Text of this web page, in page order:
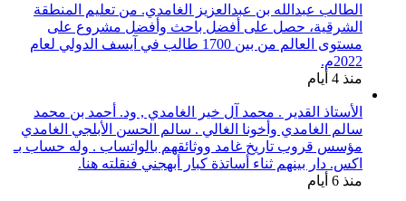
الطالب عبدالله بن عبدالعزيز الغامدي. من تعليم المنطقة
الشرقية، حصل على أفضل باحث وأفضل مشروع على
مستوى العالم من بين 1700 طالب في آيسف الدولي لعام
2022م.
منذ 4 أيام
الأستاذ القدير . محمد آل خير الغامدي , ود. أحمد بن محمد
سالم الغامدي وأخونا الغالي . سالم الحسن الأبلجي الغامدي
مؤسس قروب تاريخ غامد ووثائقهم بالواتساب . وله حساب بـ
اكس. دار بينهم ثناء أساتذة كبار أبهجني فنقلته هنا.
منذ 6 أيام